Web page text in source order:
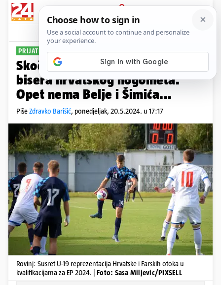
PRIJAVA
Sport Komentari
PRIJATELJSKI TURNIR
Skočić prvi put pozvao dvojicu
bisera hrvatskog nogometa.
Opet nema Belje i Šimića...
PišeZdravko Barišić, ponedjeljak, 20.5.2024. u 17:17
Rovinj: Susret U-19 reprezentacija Hrvatske i Farskih otoka u
kvalifikacijama za EP 2024. | Foto: Sasa Miljevic/PIXSELL